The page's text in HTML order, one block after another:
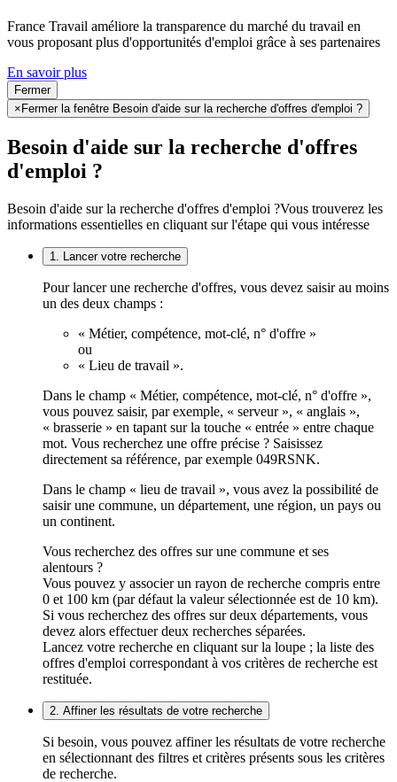
France Travail améliore la transparence du marché du travail en
vous proposant plus d'opportunités d'emploi grâce à ses partenaires
En savoir plus
Fermer
× Fermer la fenêtre Besoin d'aide sur la recherche d'offres d'emploi ?
Besoin d'aide sur la recherche d'offres
d'emploi ?
Besoin d'aide sur la recherche d'offres d'emploi ?Vous trouverez les
informations essentielles en cliquant sur l'étape qui vous intéresse
1. Lancer votre recherche
Pour lancer une recherche d'offres, vous devez saisir au moins
un des deux champs :
« Métier, compétence, mot-clé, n° d'offre »
ou
« Lieu de travail ».
Dans le champ « Métier, compétence, mot-clé, n° d'offre »,
vous pouvez saisir, par exemple, « serveur », « anglais »,
« brasserie » en tapant sur la touche « entrée » entre chaque
mot. Vous recherchez une offre précise ? Saisissez
directement sa référence, par exemple 049RSNK.
Dans le champ « lieu de travail », vous avez la possibilité de
saisir une commune, un département, une région, un pays ou
un continent.
Vous recherchez des offres sur une commune et ses
alentours ?
Vous pouvez y associer un rayon de recherche compris entre
0 et 100 km (par défaut la valeur sélectionnée est de 10 km).
Si vous recherchez des offres sur deux départements, vous
devez alors effectuer deux recherches séparées.
Lancez votre recherche en cliquant sur la loupe ; la liste des
offres d'emploi correspondant à vos critères de recherche est
restituée.
2. Affiner les résultats de votre recherche
Si besoin, vous pouvez affiner les résultats de votre recherche
en sélectionnant des filtres et critères présents sous les critères
de recherche.